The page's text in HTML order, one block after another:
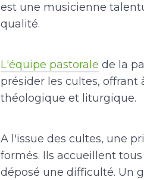
est une musicienne
qualité.
L'équipe pastorale de la
présider les cultes,
théologique et liturgique.
A l'issue des cultes, une
formés. Ils accueillent
déposé une difficulté. Un